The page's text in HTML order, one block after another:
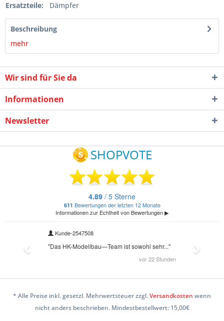
Ersatzteile:
Dämpfer
Beschreibung
mehr
Wir sind für Sie da
Informationen
Newsletter
* Alle Preise inkl. gesetzl. Mehrwertsteuer zzgl.Versandkosten wenn
nicht anders beschrieben. Mindestbestellwert: 15,00€